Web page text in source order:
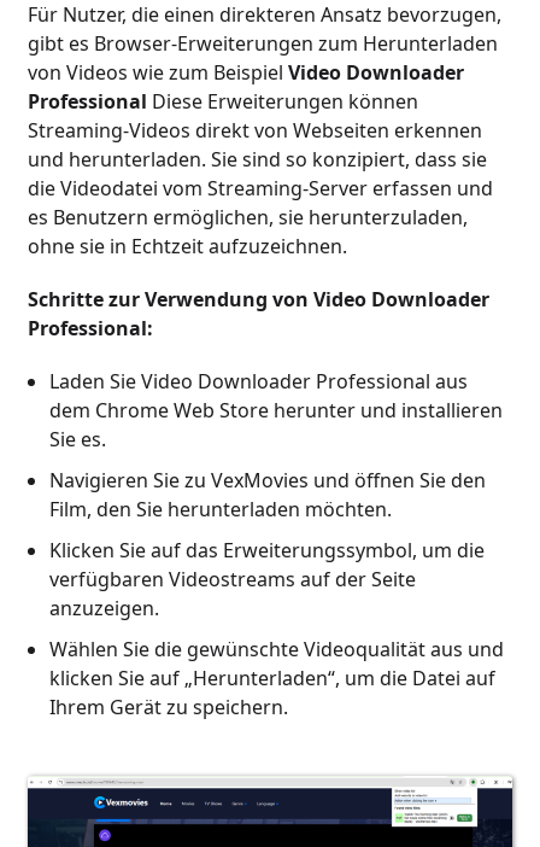
Für Nutzer, die einen direkteren Ansatz bevorzugen,
gibt es Browser-Erweiterungen zum Herunterladen
von Videos wie zum Beispiel Video Downloader
Professional Diese Erweiterungen können
Streaming-Videos direkt von Webseiten erkennen
und herunterladen. Sie sind so konzipiert, dass sie
die Videodatei vom Streaming-Server erfassen und
es Benutzern ermöglichen, sie herunterzuladen,
ohne sie in Echtzeit aufzuzeichnen.
Schritte zur Verwendung von Video Downloader
Professional:
Laden Sie Video Downloader Professional aus
dem Chrome Web Store herunter und installieren
Sie es.
Navigieren Sie zu VexMovies und öffnen Sie den
Film, den Sie herunterladen möchten.
Klicken Sie auf das Erweiterungssymbol, um die
verfügbaren Videostreams auf der Seite
anzuzeigen.
Wählen Sie die gewünschte Videoqualität aus und
klicken Sie auf „Herunterladen“, um die Datei auf
Ihrem Gerät zu speichern.